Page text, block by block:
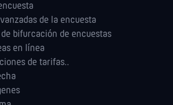
de la encuesta
bifurcación de encuestas
en línea
de tarifas..